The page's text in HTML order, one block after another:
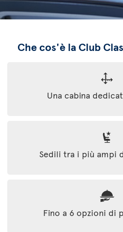
Che cos'è la Club
Una cabina
Sedili tra i più ampi
Fino a 6 opzioni di